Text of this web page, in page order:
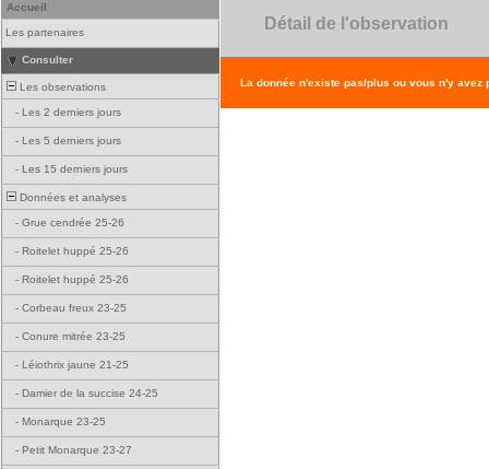
Accueil
Les partenaires
Consulter
Les observations
- Les 2 derniers jours
- Les 5 derniers jours
- Les 15 derniers jours
Données et analyses
- Grue cendrée 25-26
- Roitelet huppé 25-26
- Roitelet huppé 25-26
- Corbeau freux 23-25
- Conure mitrée 23-25
- Léiothrix jaune 21-25
- Damier de la succise 24-25
- Monarque 23-25
- Petit Monarque 23-27
Détail de l'observation
La donnée n'existe pas/plus ou vous n'y avez